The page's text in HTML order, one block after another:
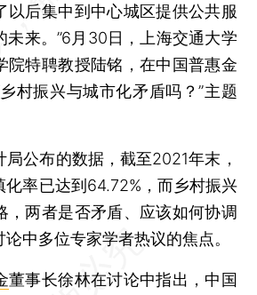
以后集中到中心城区提供公共服
未来。”6月30日，上海交通大学
院特聘教授陆铭，在中国普惠金
村振兴与城市化矛盾吗？”主题
公布的数据，截至2021年末，
化率已达到64.72%，而乡村振兴
，两者是否矛盾、应该如何协调
中多位专家学者热议的焦点。
董事长徐林在讨论中指出，中国